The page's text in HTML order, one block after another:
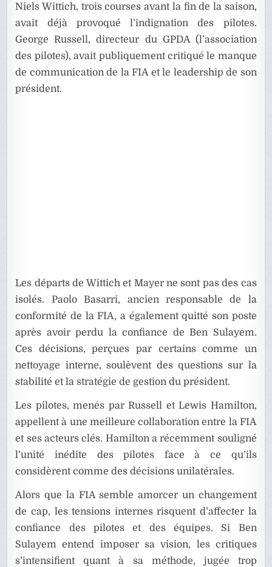
Niels Wittich, trois courses avant la fin de la saison,
avait déjà provoqué l’indignation des pilotes.
George Russell, directeur du GPDA (l’association
des pilotes), avait publiquement critiqué le manque
de communication de la FIA et le leadership de son
président.
Les départs de Wittich et Mayer ne sont pas des cas
isolés. Paolo Basarri, ancien responsable de la
conformité de la FIA, a également quitté son poste
après avoir perdu la confiance de Ben Sulayem.
Ces décisions, perçues par certains comme un
nettoyage interne, soulèvent des questions sur la
stabilité et la stratégie de gestion du président.
Les pilotes, menés par Russell et Lewis Hamilton,
appellent à une meilleure collaboration entre la FIA
et ses acteurs clés. Hamilton a récemment souligné
l’unité inédite des pilotes face à ce qu’ils
considèrent comme des décisions unilatérales.
Alors que la FIA semble amorcer un changement
de cap, les tensions internes risquent d’affecter la
confiance des pilotes et des équipes. Si Ben
Sulayem entend imposer sa vision, les critiques
s’intensifient quant à sa méthode, jugée trop